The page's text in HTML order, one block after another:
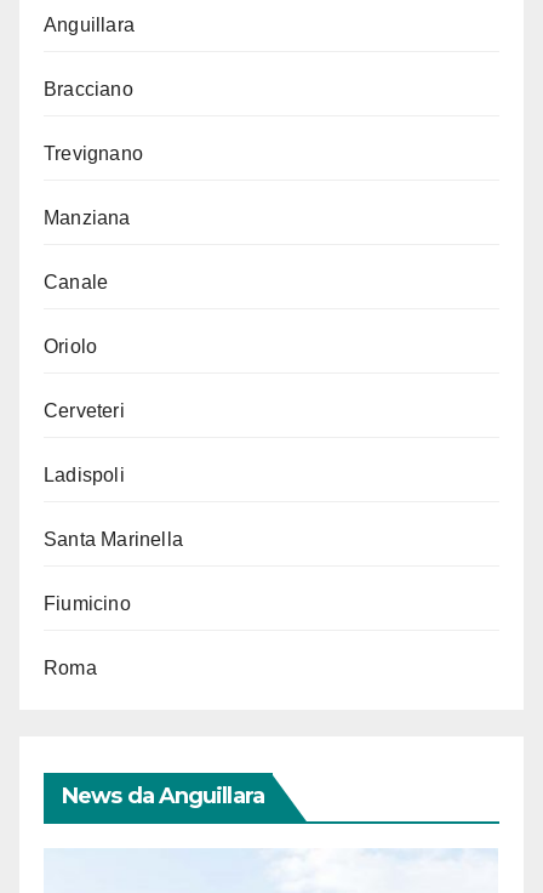
Anguillara
Bracciano
Trevignano
Manziana
Canale
Oriolo
Cerveteri
Ladispoli
Santa Marinella
Fiumicino
Roma
News da Anguillara